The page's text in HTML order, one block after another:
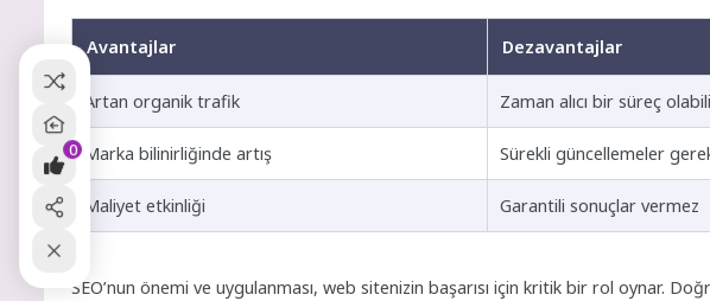
Avantajlar Dezavantajlar
Artan organik trafik Zaman alıcı bir süreç
Marka bilinirliğinde artış Sürekli güncellemeler
Maliyet etkinliği Garantili sonuçlar vermez
SEO’nun önemi ve uygulanması, web sitenizin başarısı için kritik bir rol oynar.
0